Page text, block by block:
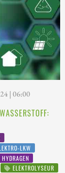
| 06:00
LKW
HYDRAGEN
ELEKTROLYSEUR